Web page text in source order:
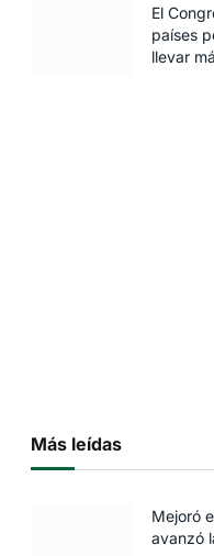
El
países
llevar
Más leídas
Mejoró
avanzó